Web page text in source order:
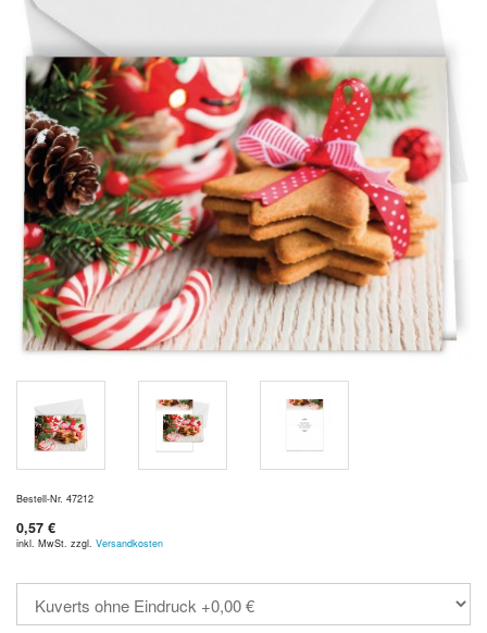
Bestell-Nr. 47212
0,57 €
inkl. MwSt. zzgl. Versandkosten